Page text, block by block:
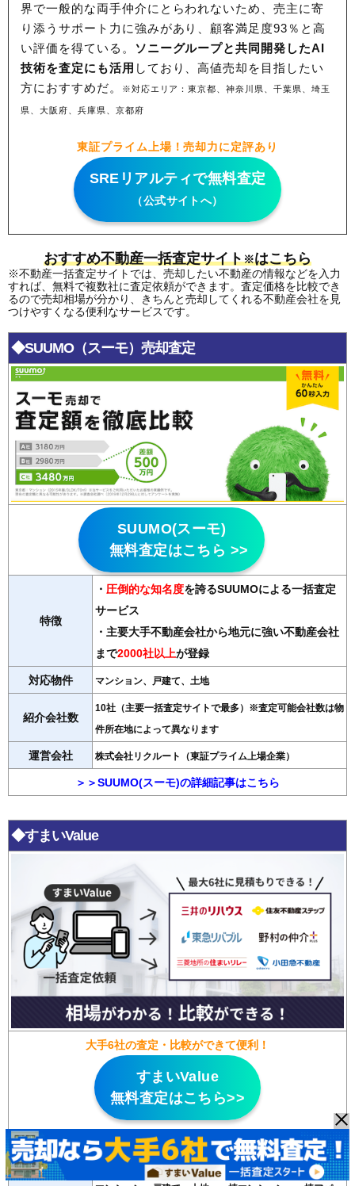
界で一般的な両手仲介にとらわれないため、売主に寄
り添うサポート力に強みがあり、顧客満足度93％と高
い評価を得ている。 ソニーグループと共同開発したAI
技術を査定にも活用 しており、高値売却を目指したい
方におすすめだ。
※対応エリア：東京都、神奈川県、千葉県、埼玉
県、大阪府、兵庫県、京都府
東証プライム上場！売却力に定評あり
SREリアルティで無料査定
（公式サイトへ）
おすすめ不動産一括査定サイト※はこちら
※不動産一括査定サイトでは、売却したい不動産の情報などを入力
すれば、無料で複数社に査定依頼ができます。査定価格を比較でき
るので売却相場が分かり、きちんと売却してくれる不動産会社を見
つけやすくなる便利なサービスです。
◆SUUMO（スーモ）売却査定
SUUMO(スーモ)
無料査定はこちら >>
特徴
・ 圧倒的な知名度を誇るSUUMOによる一括査定
サービス
・主要大手不動産会社から地元に強い不動産会社
まで2000社以上が登録
対応物件 マンション、戸建て、土地
紹介会社数
10社（主要一括査定サイトで最多）※査定可能会社数は物
件所在地によって異なります
運営会社 株式会社リクルート（東証プライム上場企業）
＞＞SUUMO(スーモ)の詳細記事はこちら
◆すまいValue
大手6社の査定・比較ができて便利！
すまいValue
無料査定はこちら>>
特徴 ・大手不動産会社6社が運営する一括査定サイト